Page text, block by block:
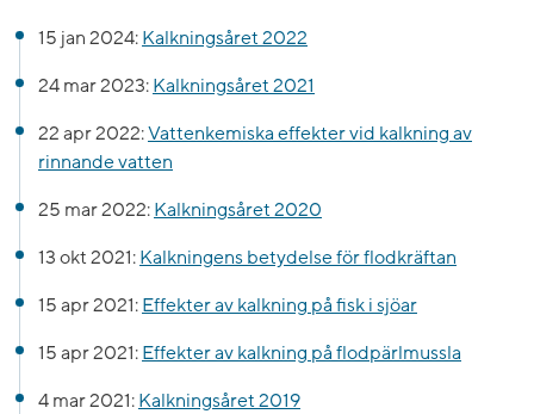
15 jan 2024: Kalkningsåret 2022
24 mar 2023: Kalkningsåret 2021
22 apr 2022:Vattenkemiska effekter vid kalkning av
rinnande vatten
25 mar 2022: Kalkningsåret 2020
13 okt 2021: Kalkningens betydelse för flodkräftan
15 apr 2021: Effekter av kalkning på fisk i sjöar
15 apr 2021: Effekter av kalkning på flodpärlmussla
4 mar 2021: Kalkningsåret 2019